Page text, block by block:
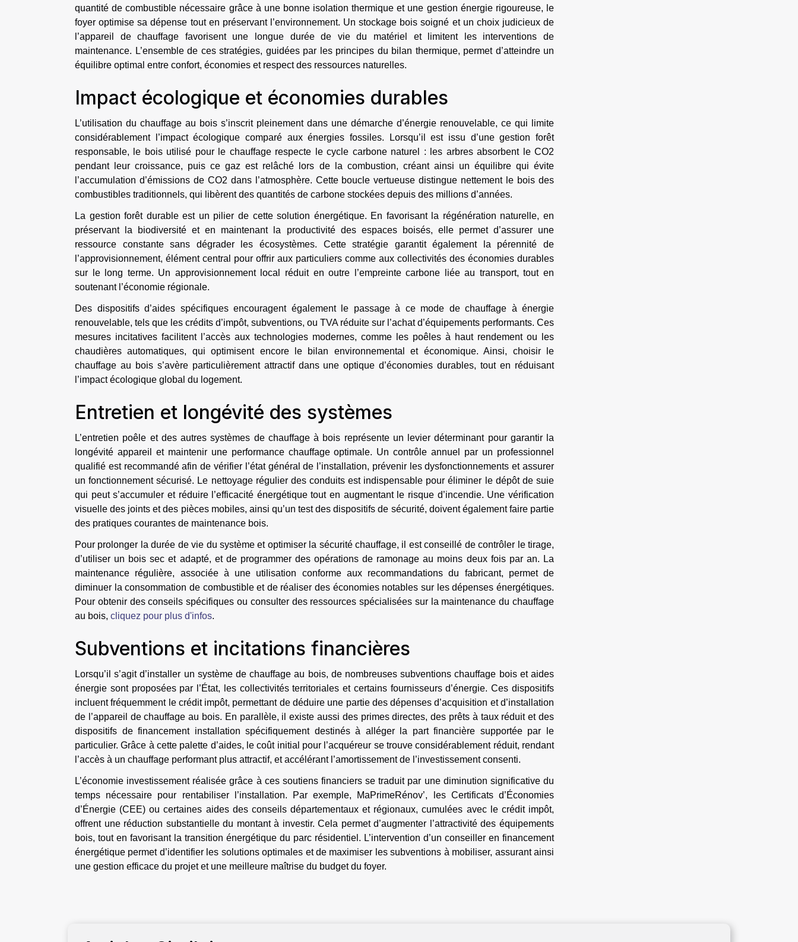
quantité de combustible nécessaire grâce à une bonne isolation thermique et une gestion énergie rigoureuse, le
foyer optimise sa dépense tout en préservant l’environnement. Un stockage bois soigné et un choix judicieux de
l’appareil de chauffage favorisent une longue durée de vie du matériel et limitent les interventions de
maintenance. L’ensemble de ces stratégies, guidées par les principes du bilan thermique, permet d’atteindre un
équilibre optimal entre confort, économies et respect des ressources naturelles.
Impact écologique et économies durables
L’utilisation du chauffage au bois s’inscrit pleinement dans une démarche d’énergie renouvelable, ce qui limite
considérablement l’impact écologique comparé aux énergies fossiles. Lorsqu’il est issu d’une gestion forêt
responsable, le bois utilisé pour le chauffage respecte le cycle carbone naturel : les arbres absorbent le CO2
pendant leur croissance, puis ce gaz est relâché lors de la combustion, créant ainsi un équilibre qui évite
l’accumulation d’émissions de CO2 dans l’atmosphère. Cette boucle vertueuse distingue nettement le bois des
combustibles traditionnels, qui libèrent des quantités de carbone stockées depuis des millions d’années.
La gestion forêt durable est un pilier de cette solution énergétique. En favorisant la régénération naturelle, en
préservant la biodiversité et en maintenant la productivité des espaces boisés, elle permet d’assurer une
ressource constante sans dégrader les écosystèmes. Cette stratégie garantit également la pérennité de
l’approvisionnement, élément central pour offrir aux particuliers comme aux collectivités des économies durables
sur le long terme. Un approvisionnement local réduit en outre l’empreinte carbone liée au transport, tout en
soutenant l’économie régionale.
Des dispositifs d’aides spécifiques encouragent également le passage à ce mode de chauffage à énergie
renouvelable, tels que les crédits d’impôt, subventions, ou TVA réduite sur l’achat d’équipements performants. Ces
mesures incitatives facilitent l’accès aux technologies modernes, comme les poêles à haut rendement ou les
chaudières automatiques, qui optimisent encore le bilan environnemental et économique. Ainsi, choisir le
chauffage au bois s’avère particulièrement attractif dans une optique d’économies durables, tout en réduisant
l’impact écologique global du logement.
Entretien et longévité des systèmes
L’entretien poêle et des autres systèmes de chauffage à bois représente un levier déterminant pour garantir la
longévité appareil et maintenir une performance chauffage optimale. Un contrôle annuel par un professionnel
qualifié est recommandé afin de vérifier l’état général de l’installation, prévenir les dysfonctionnements et assurer
un fonctionnement sécurisé. Le nettoyage régulier des conduits est indispensable pour éliminer le dépôt de suie
qui peut s’accumuler et réduire l’efficacité énergétique tout en augmentant le risque d’incendie. Une vérification
visuelle des joints et des pièces mobiles, ainsi qu’un test des dispositifs de sécurité, doivent également faire partie
des pratiques courantes de maintenance bois.
Pour prolonger la durée de vie du système et optimiser la sécurité chauffage, il est conseillé de contrôler le tirage,
d’utiliser un bois sec et adapté, et de programmer des opérations de ramonage au moins deux fois par an. La
maintenance régulière, associée à une utilisation conforme aux recommandations du fabricant, permet de
diminuer la consommation de combustible et de réaliser des économies notables sur les dépenses énergétiques.
Pour obtenir des conseils spécifiques ou consulter des ressources spécialisées sur la maintenance du chauffage
au bois, cliquez pour plus d'infos.
Subventions et incitations financières
Lorsqu’il s’agit d’installer un système de chauffage au bois, de nombreuses subventions chauffage bois et aides
énergie sont proposées par l’État, les collectivités territoriales et certains fournisseurs d’énergie. Ces dispositifs
incluent fréquemment le crédit impôt, permettant de déduire une partie des dépenses d’acquisition et d’installation
de l’appareil de chauffage au bois. En parallèle, il existe aussi des primes directes, des prêts à taux réduit et des
dispositifs de financement installation spécifiquement destinés à alléger la part financière supportée par le
particulier. Grâce à cette palette d’aides, le coût initial pour l’acquéreur se trouve considérablement réduit, rendant
l’accès à un chauffage performant plus attractif, et accélérant l’amortissement de l’investissement consenti.
L’économie investissement réalisée grâce à ces soutiens financiers se traduit par une diminution significative du
temps nécessaire pour rentabiliser l’installation. Par exemple, MaPrimeRénov’, les Certificats d’Économies
d’Énergie (CEE) ou certaines aides des conseils départementaux et régionaux, cumulées avec le crédit impôt,
offrent une réduction substantielle du montant à investir. Cela permet d’augmenter l’attractivité des équipements
bois, tout en favorisant la transition énergétique du parc résidentiel. L’intervention d’un conseiller en financement
énergétique permet d’identifier les solutions optimales et de maximiser les subventions à mobiliser, assurant ainsi
une gestion efficace du projet et une meilleure maîtrise du budget du foyer.